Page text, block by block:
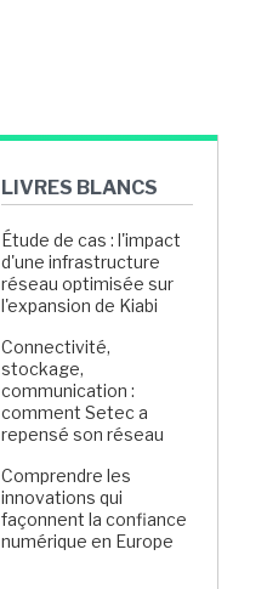
LIVRES BLANCS
Étude de cas : l'impact
d'une infrastructure
réseau optimisée sur
l'expansion de Kiabi
Connectivité,
stockage,
communication :
comment Setec a
repensé son réseau
Comprendre les
innovations qui
façonnent la confiance
numérique en Europe